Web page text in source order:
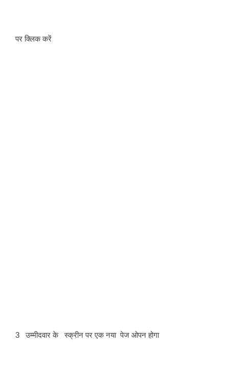
पर क्लिक करें
3   उम्मीदवार के   स्क्रीन पर एक नया  पेज ओपन होगा